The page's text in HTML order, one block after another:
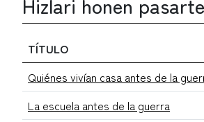
Hizlari honen
TÍTULO
Quiénes vivían casa antes de la
La escuela antes de la guerra